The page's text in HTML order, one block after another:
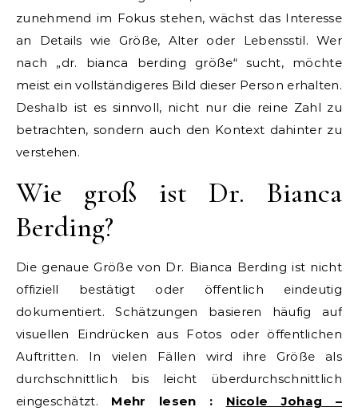
zunehmend im Fokus stehen, wächst das Interesse
an Details wie Größe, Alter oder Lebensstil. Wer
nach „dr. bianca berding größe“ sucht, möchte
meist ein vollständigeres Bild dieser Person erhalten.
Deshalb ist es sinnvoll, nicht nur die reine Zahl zu
betrachten, sondern auch den Kontext dahinter zu
verstehen.
Wie groß ist Dr. Bianca
Berding?
Die genaue Größe von Dr. Bianca Berding ist nicht
offiziell bestätigt oder öffentlich eindeutig
dokumentiert. Schätzungen basieren häufig auf
visuellen Eindrücken aus Fotos oder öffentlichen
Auftritten. In vielen Fällen wird ihre Größe als
durchschnittlich bis leicht überdurchschnittlich
eingeschätzt. Mehr lesen :
Nicole Johag –